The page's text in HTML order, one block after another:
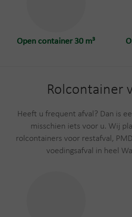
Open container 30 m³
Rolcontainer
Heeft u frequent afval? Dan is
misschien iets voor u. Wij
rolcontainers voor restafval,
voedingsafval in heel